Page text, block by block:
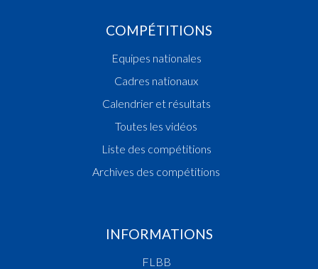
COMPÉTITIONS
Equipes nationales
Cadres nationaux
Calendrier et résultats
Toutes les vidéos
Liste des compétitions
Archives des compétitions
INFORMATIONS
FLBB